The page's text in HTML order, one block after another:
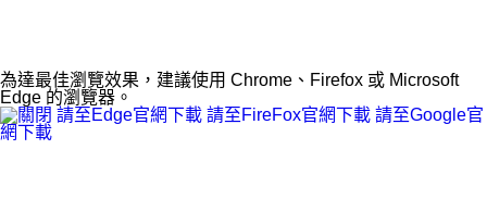
為達最佳瀏覽效果，建議使用 Chrome、Firefox 或 Microsoft
Edge 的瀏覽器。
請至Edge官網下載 請至FireFox官網下載 請至Google官
網下載